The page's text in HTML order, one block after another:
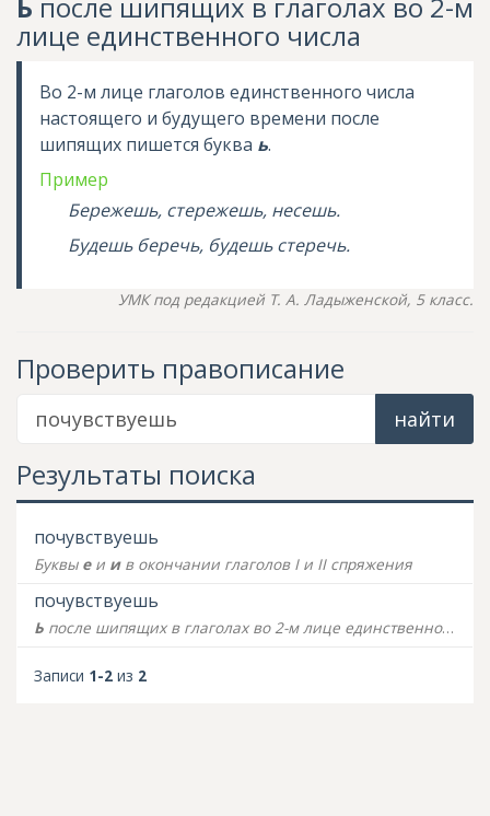
лице единственного числа
Во 2-м лице глаголов единственного числа
настоящего и будущего времени после
шипящих пишется буква ь.
Пример
Бережешь, стережешь, несешь.
Будешь беречь, будешь стеречь.
УМК под редакцией Т. А. Ладыженской, 5 класс.
Проверить правописание
найти
Результаты поиска
почувствуешь
Буквы еи ив окончании глаголов I и II спряжения
почувствуешь
Ь после шипящих в глаголах во 2-м лице единственного числа
Записи 1-2 из 2